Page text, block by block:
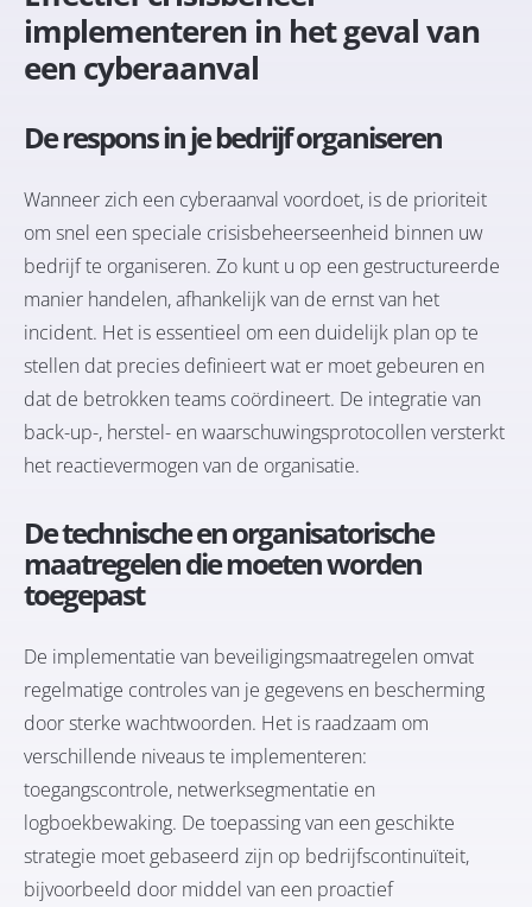
implementeren in het geval van
een cyberaanval
De respons in je bedrijf organiseren
Wanneer zich een cyberaanval voordoet, is de prioriteit
om snel een speciale crisisbeheerseenheid binnen uw
bedrijf te organiseren. Zo kunt u op een gestructureerde
manier handelen, afhankelijk van de ernst van het
incident. Het is essentieel om een duidelijk plan op te
stellen dat precies definieert wat er moet gebeuren en
dat de betrokken teams coördineert. De integratie van
back-up-, herstel- en waarschuwingsprotocollen versterkt
het reactievermogen van de organisatie.
De technische en organisatorische
maatregelen die moeten worden
toegepast
De implementatie van beveiligingsmaatregelen omvat
regelmatige controles van je gegevens en bescherming
door sterke wachtwoorden. Het is raadzaam om
verschillende niveaus te implementeren:
toegangscontrole, netwerksegmentatie en
logboekbewaking. De toepassing van een geschikte
strategie moet gebaseerd zijn op bedrijfscontinuïteit,
bijvoorbeeld door middel van een proactief